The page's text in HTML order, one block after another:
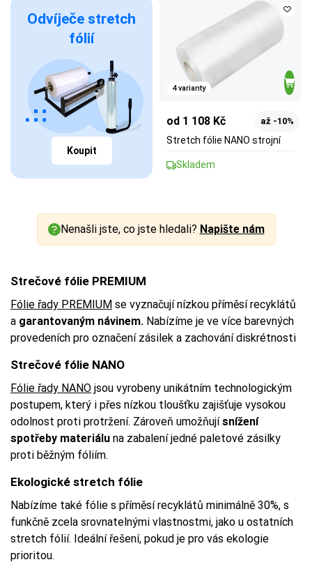
Odvíječe stretch
fólií
Koupit
4 varianty
od 1 108 Kč až -10%
Stretch fólie NANO strojní
Skladem
Nenašli jste, co jste hledali? Napište nám
Strečové fólie PREMIUM
Fólie řady PREMIUM se vyznačují nízkou příměsí recyklátů
a garantovaným návinem. Nabízíme je ve více barevných
provedeních pro označení zásilek a zachování diskrétnosti
Strečové fólie NANO
Fólie řady NANO jsou vyrobeny unikátním technologickým
postupem, který i přes nízkou tloušťku zajišťuje vysokou
odolnost proti protržení. Zároveň umožňujísnížení
spotřeby materiálu na zabalení jedné paletové zásilky
proti běžným fóliím.
Ekologické stretch fólie
Nabízíme také fólie s příměsí recyklátů minimálně 30%, s
funkčně zcela srovnatelnými vlastnostmi, jako u ostatních
stretch fólií. Ideální řešení, pokud je pro vás ekologie
prioritou.